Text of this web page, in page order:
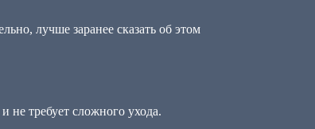
лучше заранее сказать об этом
не требует сложного ухода.